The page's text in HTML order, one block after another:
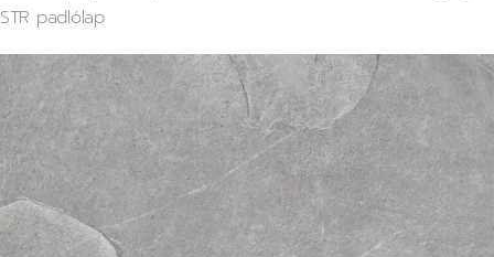
STR padlólap